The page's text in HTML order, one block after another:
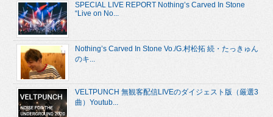
SPECIAL LIVE REPORT Nothing’s Carved In Stone
“Live on No...
Nothing’s Carved In Stone Vo./G.村松拓 続・たっきゅん
のキ...
VELTPUNCH 無観客配信LIVEのダイジェスト版（厳選3
曲）Youtub...